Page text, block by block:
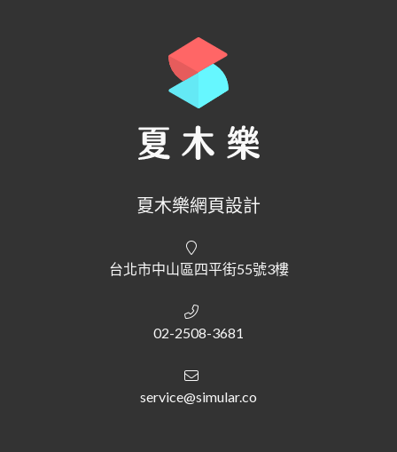
夏木樂網頁設計
台北市中山區四平街55號3樓
02-2508-3681
service@simular.co